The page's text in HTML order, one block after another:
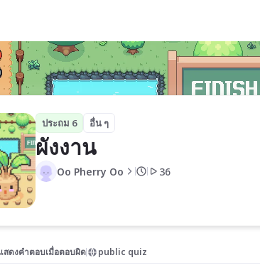
ประถม 6 อื่น ๆ
ผังงาน
Oo Pherry Oo 36
สดงคำตอบเมื่อตอบผิด public quiz